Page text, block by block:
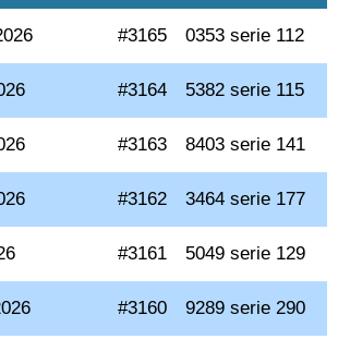
#3165 0353 serie 112
#3164 5382 serie 115
#3163 8403 serie 141
#3162 3464 serie 177
#3161 5049 serie 129
#3160 9289 serie 290